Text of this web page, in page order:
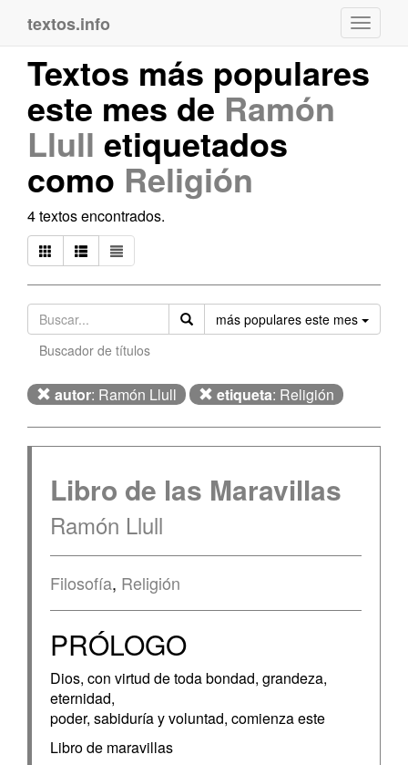
textos.info
Textos más populares
este mes deRamón
Llull etiquetados
como Religión
4 textos encontrados.
más populares este mes
Buscador de títulos
autor: Ramón Llull etiqueta: Religión
Libro de las Maravillas
Ramón Llull
Filosofía, Religión
PRÓLOGO
Dios, con virtud de toda bondad, grandeza,
eternidad,
poder, sabiduría y voluntad, comienza este
Libro de maravillas